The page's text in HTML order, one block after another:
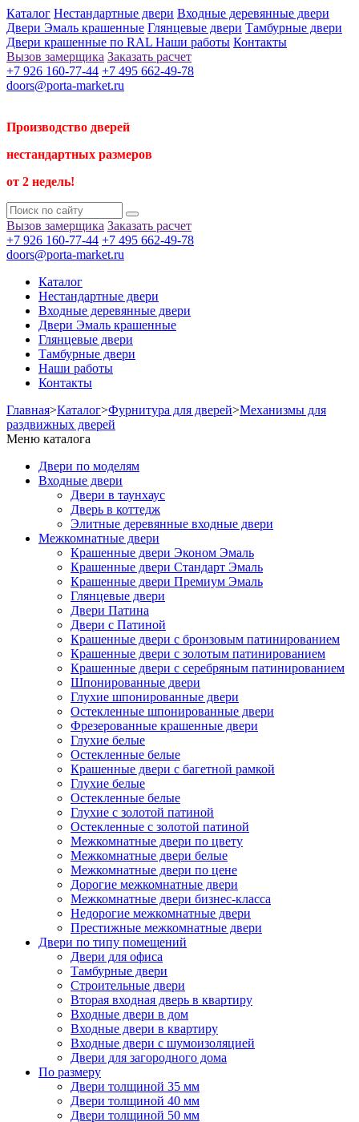
Каталог Нестандартные двери Входные деревянные двери
Двери Эмаль крашенные Глянцевые двери Тамбурные двери
Двери крашенные по RAL Наши работы Контакты
Вызов замерщика Заказать расчет
+7 926 160-77-44 +7 495 662-49-78
doors@porta-market.ru
Производство дверей
нестандартных размеров
от 2 недель!
Вызов замерщика Заказать расчет
+7 926 160-77-44 +7 495 662-49-78
doors@porta-market.ru
Каталог
Нестандартные двери
Входные деревянные двери
Двери Эмаль крашенные
Глянцевые двери
Тамбурные двери
Наши работы
Контакты
Главная>Каталог>Фурнитура для дверей>Механизмы для
раздвижных дверей
Меню каталога
Двери по моделям
Входные двери
Двери в таунхаус
Дверь в коттедж
Элитные деревянные входные двери
Межкомнатные двери
Крашенные двери Эконом Эмаль
Крашенные двери Стандарт Эмаль
Крашенные двери Премиум Эмаль
Глянцевые двери
Двери Патина
Двери с Патиной
Крашенные двери с бронзовым патинированием
Крашенные двери с золотым патинированием
Крашенные двери с серебряным патинированием
Шпонированные двери
Глухие шпонированные двери
Остекленные шпонированные двери
Фрезерованные крашенные двери
Глухие белые
Остекленные белые
Крашенные двери с багетной рамкой
Глухие белые
Остекленные белые
Глухие с золотой патиной
Остекленные с золотой патиной
Межкомнатные двери по цвету
Межкомнатные двери белые
Межкомнатные двери по цене
Дорогие межкомнатные двери
Межкомнатные двери бизнес-класса
Недорогие межкомнатные двери
Престижные межкомнатные двери
Двери по типу помещений
Двери для офиса
Тамбурные двери
Строительные двери
Вторая входная дверь в квартиру
Входные двери в дом
Входные двери в квартиру
Входные двери с шумоизоляцией
Двери для загородного дома
По размеру
Двери толщиной 35 мм
Двери толщиной 40 мм
Двери толщиной 50 мм